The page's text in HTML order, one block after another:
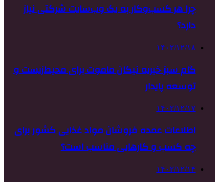
چرا هر کسب‌وکار به یک وب‌سایت شرکتی نیاز
دارد؟
۱۴۰۲/۱۲/۱۸
گام سبز خیریه نیکان ماموت برای محیط‌زیست و
توسعه پایدار
۱۴۰۲/۱۲/۱۷
اطلاعات عمده فروشان مواد غذایی کشور برای
چه کسب و کارهایی مناسب است؟
۱۴۰۲/۱۲/۱۴